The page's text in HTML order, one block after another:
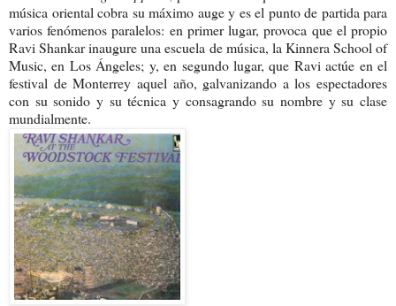
música oriental cobra su máximo auge y es el punto de partida para
varios fenómenos paralelos: en primer lugar, provoca que el propio
Ravi Shankar inaugure una escuela de música, la Kinnera School of
Music, en Los Ángeles; y, en segundo lugar, que Ravi actúe en el
festival de Monterrey aquel año, galvanizando a los espectadores
con su sonido y su técnica y consagrando su nombre y su clase
mundialmente.